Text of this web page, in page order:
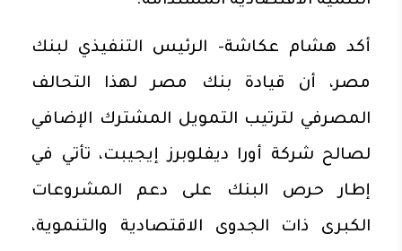
أكد هشام عكاشة- الرئيس التنفيذي لبنك
مصر، أن قيادة بنك مصر لهذا التحالف
المصرفي لترتيب التمويل المشترك الإضافي
لصالح شركة أورا ديفلوبرز إيجيبت، تأتي في
إطار حرص البنك على دعم المشروعات
الكبرى ذات الجدوى الاقتصادية والتنموية،